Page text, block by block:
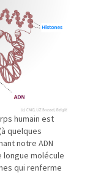
humain est
quelques
notre ADN
longue molécule
qui renferme